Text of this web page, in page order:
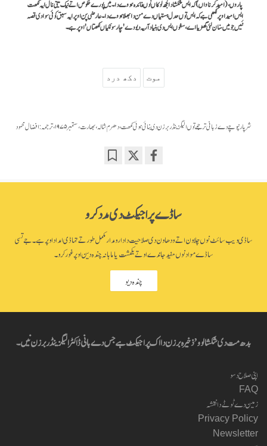
پاروں، (امید کرنا واں) کہ ایس شکشا دا کجھ لوکاں نوں فائدہ ہووے دا۔ میں پورے خلوص اتے نیک نیتی نال ایہ لکھت
ایس امید اوپر لکھی ہے کہ ایس توں حدل ہستیاں دے من دا بھلا ہووے دا۔ عارضی پن اوپر ایہ سبق کوئی سوادی قصہ
نئیں جو میں سنان لئی گھڑیا اے، سغوں ایس دی بنیاد آریہ دیو دے 'چار سو نکیاں لکھتاں' اوپر ہے۔
موت دکھ درد
شرپا رنپوچے دے زبانی ترجمے توں الیگزینڈر برزن دی بنائی ہوئی لکھت، دھرم شالہ، بھارت، ستمبر ۱۹۷۵، ترجمہ: افضال محمود
on
ساڈے پراجیکٹ دی مدد کرو
ساڈی ویب سائٹ نوں چلاون اتے ودھاون دی صلاحیت دا دارومدار مکمل طور تے تہاڈی امداد اوپر ہے۔ جے تسی
ساڈے مواد نوں مفید جاندے او تے یکمشت یا ماہانہ چندہ دین اوپر غور کرو۔
چندہ دیو
بدھ مت دی شکشا لوو’ ذخیرہ برزن دا اک پراجیکٹ ہے جس دے بانی ڈاکٹر الیگزینڈر برزن نیں۔
اپنی صلاح دسو
FAQ
زمین دے ٹوٹے دا نقشہ
Privacy Policy
Newsletter